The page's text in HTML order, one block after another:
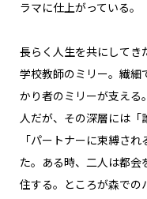
ラマに仕上がっている。
長らく人生を共にしてき
学校教師のミリー。繊細
かり者のミリーが支える
人だが、その深層には「
「パートナーに束縛さ
た。ある時、二人は都会
住する。ところが森での